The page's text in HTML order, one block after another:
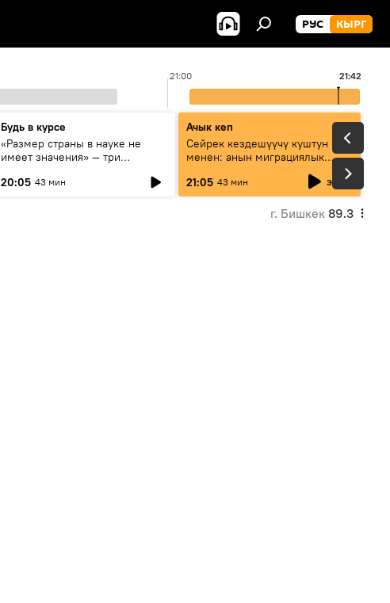
РУС КЫРГ
21:00 21:42
Будь в курсе
«Размер страны в науке не
имеет значения» — три
России и Кыргызстана в
20:05 43 мин
Ачык кеп
Сейрек кездешүүчү куштун изи
менен: анын миграциялык
жолу эмнеден кабар берет?
21:05 43 мин эфир
г. Бишкек 89.3